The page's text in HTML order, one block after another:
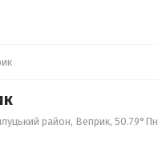
район, Веприк,